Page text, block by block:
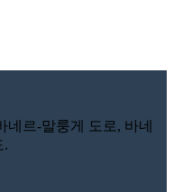
네르-말룽게 도로, 바네
.